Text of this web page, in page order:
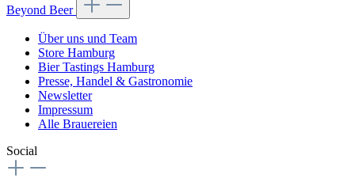
Beyond Beer
Über uns und Team
Store Hamburg
Bier Tastings Hamburg
Presse, Handel & Gastronomie
Newsletter
Impressum
Alle Brauereien
Social